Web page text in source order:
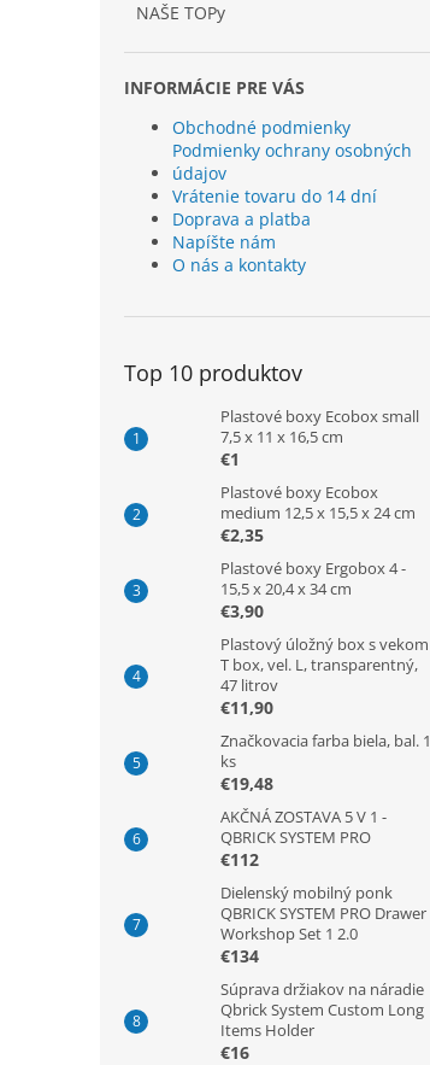
NAŠE TOPy
INFORMÁCIE PRE VÁS
Obchodné podmienky
Podmienky ochrany osobných
údajov
Vrátenie tovaru do 14 dní
Doprava a platba
Napíšte nám
O nás a kontakty
Top 10 produktov
Plastové boxy Ecobox small
7,5 x 11 x 16,5 cm
€1
Plastové boxy Ecobox
medium 12,5 x 15,5 x 24 cm
€2,35
Plastové boxy Ergobox 4 -
15,5 x 20,4 x 34 cm
€3,90
Plastový úložný box s vekom
T box, vel. L, transparentný,
47 litrov
€11,90
Značkovacia farba biela, bal. 1
ks
€19,48
AKČNÁ ZOSTAVA 5 V 1 -
QBRICK SYSTEM PRO
€112
Dielenský mobilný ponk
QBRICK SYSTEM PRO Drawer
Workshop Set 1 2.0
€134
Súprava držiakov na náradie
Qbrick System Custom Long
Items Holder
€16